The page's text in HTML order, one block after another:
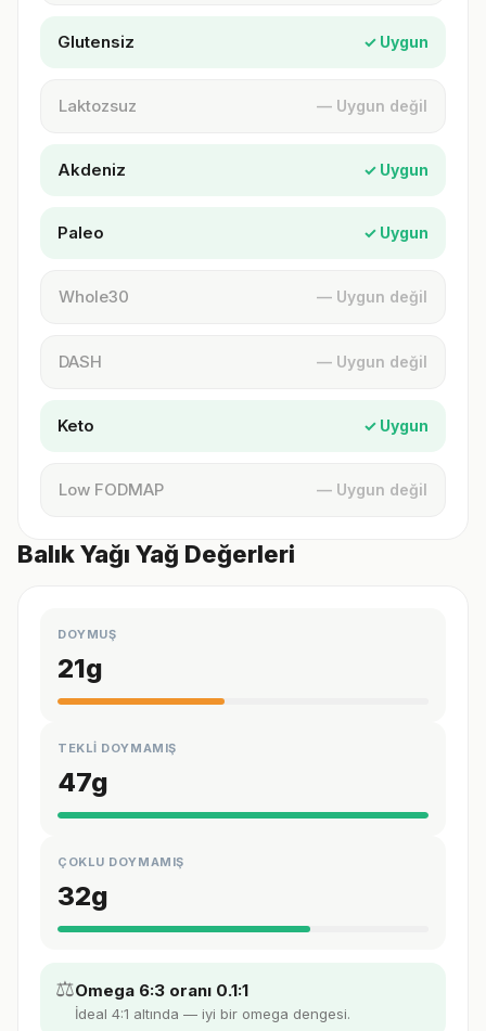
Glutensiz ✓ Uygun
Laktozsuz — Uygun değil
Akdeniz ✓ Uygun
Paleo ✓ Uygun
Whole30 — Uygun değil
DASH — Uygun değil
Keto ✓ Uygun
Low FODMAP — Uygun değil
Balık Yağı Yağ Değerleri
DOYMUŞ
21g
TEKLİ DOYMAMIŞ
47g
ÇOKLU DOYMAMIŞ
32g
⚖️Omega 6:3 oranı 0.1:1
İdeal 4:1 altında — iyi bir omega dengesi.